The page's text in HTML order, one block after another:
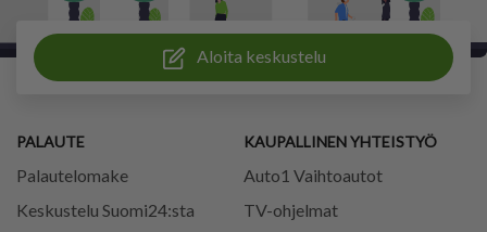
Aloita keskustelu
PALAUTE
Palautelomake
Keskustelu Suomi24:sta
KAUPALLINEN YHTEISTYÖ
Auto1 Vaihtoautot
TV-ohjelmat